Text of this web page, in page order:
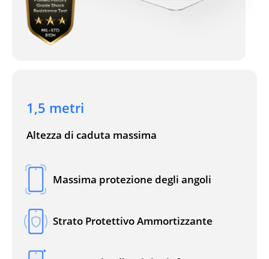
1,5 metri
Altezza di caduta massima
Massima protezione degli angoli
Strato Protettivo Ammortizzante